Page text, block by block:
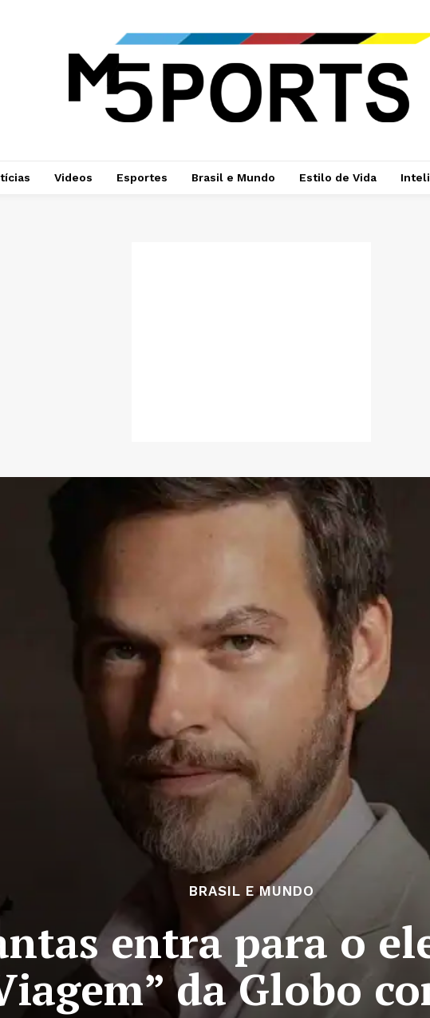
Videos Esportes Brasil e Mundo Estilo de Vida
BRASIL E MUNDO
entra para o
da Globo